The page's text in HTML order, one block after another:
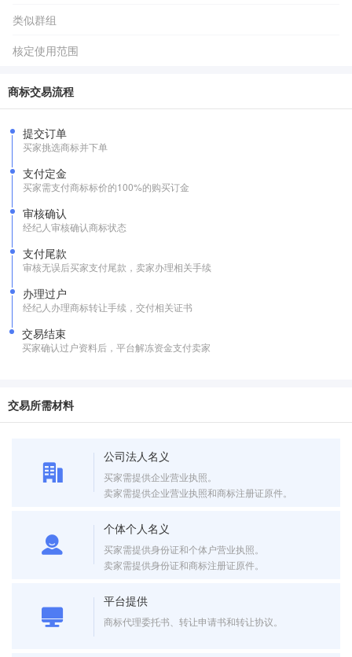
类似群组
核定使用范围
商标交易流程
提交订单
买家挑选商标并下单
支付定金
买家需支付商标标价的100%的购买订金
审核确认
经纪人审核确认商标状态
支付尾款
审核无误后买家支付尾款，卖家办理相关手续
办理过户
经纪人办理商标转让手续，交付相关证书
交易结束
买家确认过户资料后，平台解冻资金支付卖家
交易所需材料
公司法人名义
买家需提供企业营业执照。
卖家需提供企业营业执照和商标注册证原件。
个体个人名义
买家需提供身份证和个体户营业执照。
卖家需提供身份证和商标注册证原件。
平台提供
商标代理委托书、转让申请书和转让协议。